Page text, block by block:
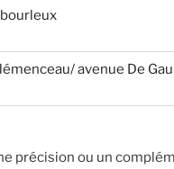
avenue De
précision ou un